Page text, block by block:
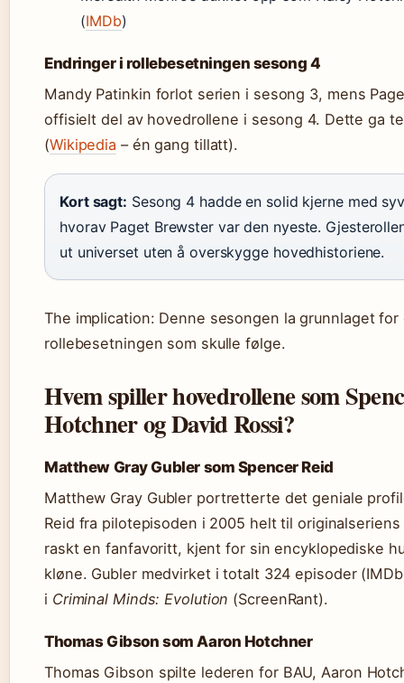
(IMDb)
Endringer i rollebesetningen sesong 4
Mandy Patinkin forlot serien i sesong 3, mens
offisielt del av hovedrollene i sesong 4. Dette ga
(Wikipedia – én gang tillatt).
Kort sagt: Sesong 4 hadde en solid kjerne med
hvorav Paget Brewster var den nyeste.
ut universet uten å overskygge hovedhistoriene.
The implication: Denne sesongen la grunnlaget for
rollebesetningen som skulle følge.
Hvem spiller hovedrollene som
Hotchner og David Rossi?
Matthew Gray Gubler som Spencer Reid
Matthew Gray Gubler portretterte det geniale
Reid fra pilotepisoden i 2005 helt til
raskt en fanfavoritt, kjent for sin encyklopediske
kløne. Gubler medvirket i totalt 324 episoder
i Criminal Minds: Evolution (ScreenRant).
Thomas Gibson som Aaron Hotchner
Thomas Gibson spilte lederen for BAU, Aaron